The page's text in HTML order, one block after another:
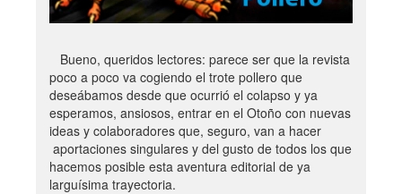
Bueno, queridos lectores: parece ser que la revista
poco a poco va cogiendo el trote pollero que
deseábamos desde que ocurrió el colapso y ya
esperamos, ansiosos, entrar en el Otoño con nuevas
ideas y colaboradores que, seguro, van a hacer
aportaciones singulares y del gusto de todos los que
hacemos posible esta aventura editorial de ya
larguísima trayectoria.